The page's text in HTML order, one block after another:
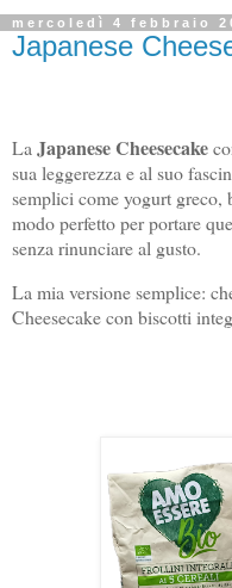
mercoledì 4 febbraio
Japanese
La Japanese Cheesecake
sua leggerezza e al suo
semplici come yogurt greco,
modo perfetto per portare
senza rinunciare al gusto.
La mia versione semplice:
Cheesecake con biscotti